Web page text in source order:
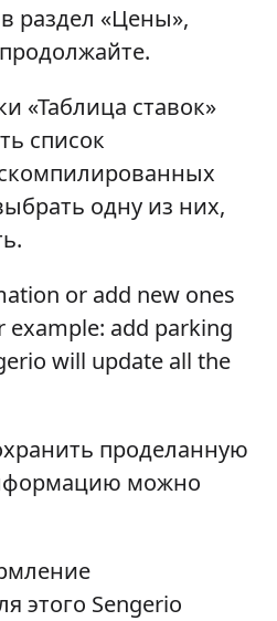
раздел «Цены»,
«Таблица ставок»
список
одну из них,
or add new ones
example: add parking
will update all the
проделанную
можно
этого Sengerio